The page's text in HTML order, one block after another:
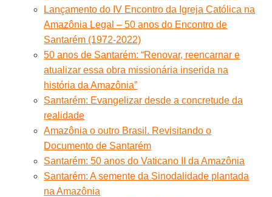
Lançamento do IV Encontro da Igreja Católica na
Amazônia Legal – 50 anos do Encontro de
Santarém (1972-2022)
50 anos de Santarém: “Renovar, reencarnar e
atualizar essa obra missionária inserida na
história da Amazônia”
Santarém: Evangelizar desde a concretude da
realidade
Amazônia o outro Brasil. Revisitando o
Documento de Santarém
Santarém: 50 anos do Vaticano II da Amazônia
Santarém: A semente da Sinodalidade plantada
na Amazônia